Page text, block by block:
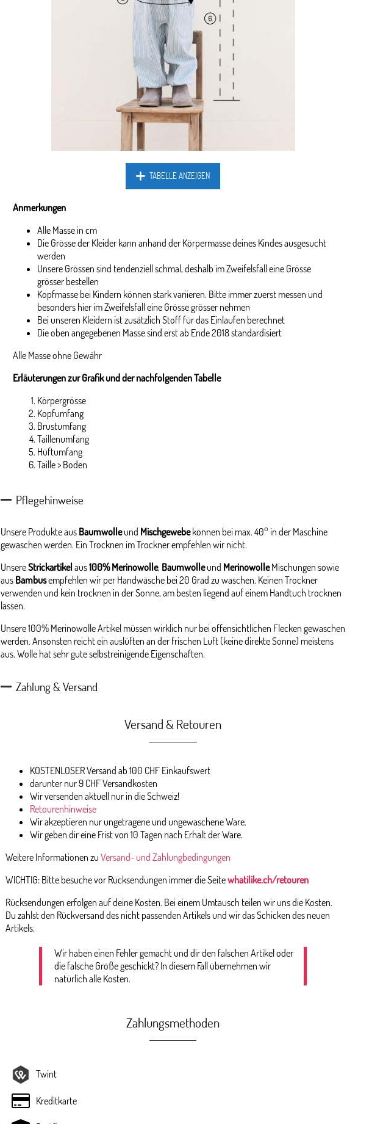
TABELLE ANZEIGEN
Anmerkungen
Alle Masse in cm
Die Grösse der Kleider kann anhand der Körpermasse deines Kindes ausgesucht
werden
Unsere Grössen sind tendenziell schmal, deshalb im Zweifelsfall eine Grösse
grösser bestellen
Kopfmasse bei Kindern können stark variieren. Bitte immer zuerst messen und
besonders hier im Zweifelsfall eine Grösse grösser nehmen
Bei unseren Kleidern ist zusätzlich Stoff für das Einlaufen berechnet
Die oben angegebenen Masse sind erst ab Ende 2018 standardisiert
Alle Masse ohne Gewähr
Erläuterungen zur Grafik und der nachfolgenden Tabelle
Körpergrösse
Kopfumfang
Brustumfang
Taillenumfang
Hüftumfang
Taille > Boden
Pflegehinweise
Unsere Produkte aus Baumwolleund Mischgewebekönnen bei max. 40° in der Maschine
gewaschen werden. Ein Trocknen im Trockner empfehlen wir nicht.
UnsereStrickartikel aus100% Merinowolle, Baumwolleund MerinowolleMischungen sowie
aus Bambusempfehlen wir per Handwäsche bei 20 Grad zu waschen. Keinen Trockner
verwenden und kein trocknen in der Sonne, am besten liegend auf einem Handtuch trocknen
lassen.
Unsere 100% Merinowolle Artikel müssen wirklich nur bei offensichtlichen Flecken gewaschen
werden. Ansonsten reicht ein auslüften an der frischen Luft (keine direkte Sonne) meistens
aus. Wolle hat sehr gute selbstreinigende Eigenschaften.
Zahlung & Versand
Versand & Retouren
KOSTENLOSER Versand ab 100 CHF Einkaufswert
darunter nur 9 CHF Versandkosten
Wir versenden aktuell nur in die Schweiz!
Retourenhinweise
Wir akzeptieren nur ungetragene und ungewaschene Ware.
Wir geben dir eine Frist von 10 Tagen nach Erhalt der Ware.
Weitere Informationen zu Versand- und Zahlungbedingungen
WICHTIG: Bitte besuche vor Rücksendungen immer die Seitewhatilike.ch/retouren
Rücksendungen erfolgen auf deine Kosten. Bei einem Umtausch teilen wir uns die Kosten.
Du zahlst den Rückversand des nicht passenden Artikels und wir das Schicken des neuen
Artikels.
Wir haben einen Fehler gemacht und dir den falschen Artikel oder
die falsche Größe geschickt? In diesem Fall übernehmen wir
natürlich alle Kosten.
Zahlungsmethoden
Twint
Kreditkarte